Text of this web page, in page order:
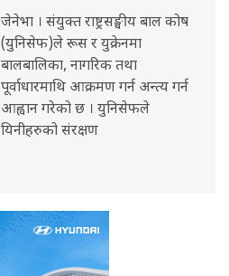
जेनेभा । संयुक्त राष्ट्रसङ्घीय बाल कोष
(युनिसेफ)ले रूस र युक्रेनमा
बालबालिका, नागरिक तथा
पूर्वाधारमाथि आक्रमण गर्न अन्त्य गर्न
आह्वान गरेको छ । युनिसेफले
यिनीहरुको संरक्षण